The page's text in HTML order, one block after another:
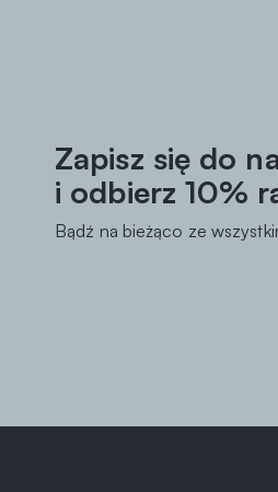
Zapisz się do
i odbierz 10%
Bądź na bieżąco ze